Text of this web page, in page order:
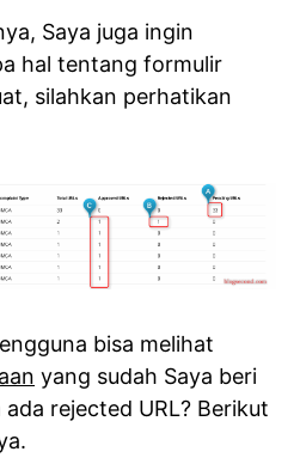
Saya juga ingin
hal tentang formulir
silahkan perhatikan
bisa melihat
yang sudah Saya beri
rejected URL? Berikut